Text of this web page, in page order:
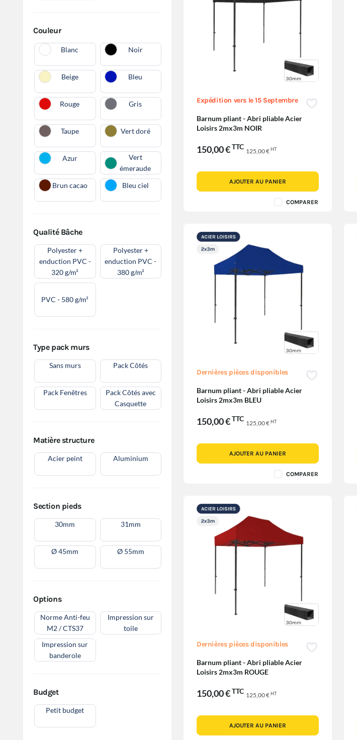
Couleur
Blanc Noir
Beige Bleu
Rouge Gris
Taupe Vert doré
Azur
Vert
émeraude
Brun cacao
Bleu ciel
Qualité Bâche
Polyester +
enduction PVC -
320 g/m²
Polyester +
enduction PVC -
380 g/m²
PVC - 580 g/m²
Type pack murs
Sans murs Pack Côtés
Pack Fenêtres
Pack Côtés avec
Casquette
Matière structure
Acier peint Aluminium
Section pieds
30mm 31mm
Ø 45mm Ø 55mm
Options
Norme Anti-feu
M2 / CTS37
Impression sur
toile
Impression sur
banderole
Budget
Petit budget
Expédition vers le 15 Septembre
Barnum pliant - Abri pliable Acier
Loisirs 2mx3m NOIR
150,00 €TTC
125,00 € HT
AJOUTER AU PANIER
COMPARER
Dernières pièces disponibles
Barnum pliant - Abri pliable Acier
Loisirs 2mx3m BLEU
150,00 €TTC
125,00 €HT
AJOUTER AU PANIER
COMPARER
Dernières pièces disponibles
Barnum pliant - Abri pliable Acier
Loisirs 2mx3m ROUGE
150,00 €TTC
125,00 €HT
AJOUTER AU PANIER